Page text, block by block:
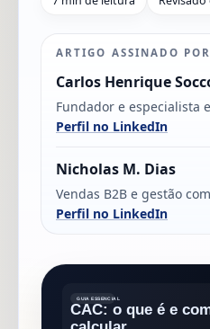
ARTIGO ASSINADO POR
Carlos Henrique
Fundador e especialista
Perfil no LinkedIn
Nicholas M. Dias
Vendas B2B e gestão
Perfil no LinkedIn